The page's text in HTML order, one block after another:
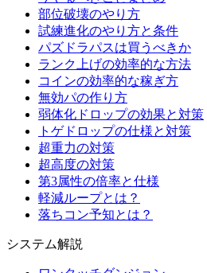
部位破壊のやり方
試練進化のやり方と条件
パズドラパスは買うべきか
ランク上げの効率的な方法
コインの効率的な稼ぎ方
無効パの作り方
弱体化ドロップの効果と対策
トゲドロップの仕様と対策
超重力の対策
超高度の対策
第3属性の倍率と仕様
軽減ループとは？
落ちコン予知とは？
システム解説